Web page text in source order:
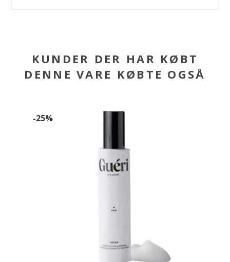
KUNDER DER HAR KØBT
DENNE VARE KØBTE OGSÅ
-25%